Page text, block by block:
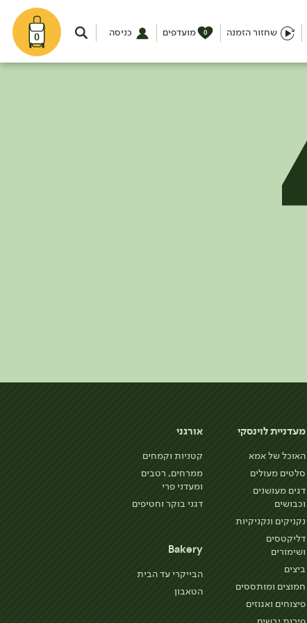
0 שחזור הזמנה מועדפים 0 כניסה
מעדניית לוינסקי
האוכל של אמא
סלטים מעולים
דגים מעושנים
וכבושים
נקניקים ונקניקיות
דליקטסים
ושימורים
ביצים
חמוצים ומותססים
פיצוחים ואגוזים
אורגני
קטניות וקמחים
ממרחים, רטבים
ומעדני פרי
דגני בוקר וחטיפים
Bakery
הבייקרי עד הבית
הטאבון